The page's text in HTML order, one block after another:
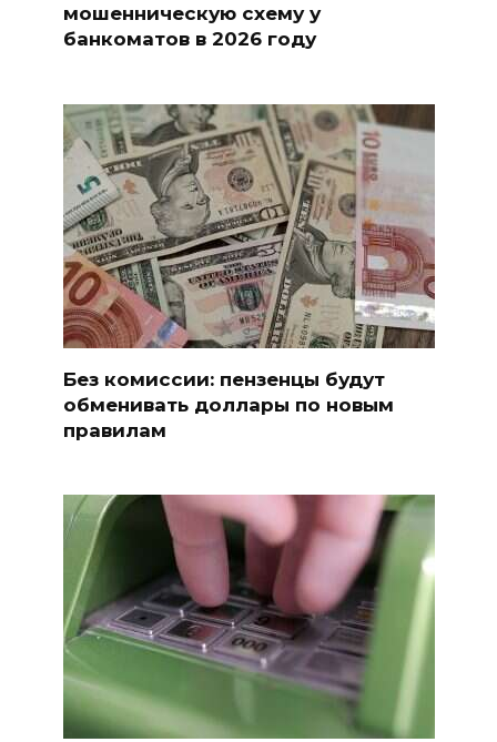
мошенническую схему у
банкоматов в 2026 году
Без комиссии: пензенцы будут
обменивать доллары по новым
правилам